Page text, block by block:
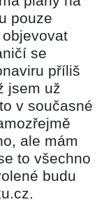
pouze
se
příliš
jsem už
v současné
ale mám
to všechno
budu